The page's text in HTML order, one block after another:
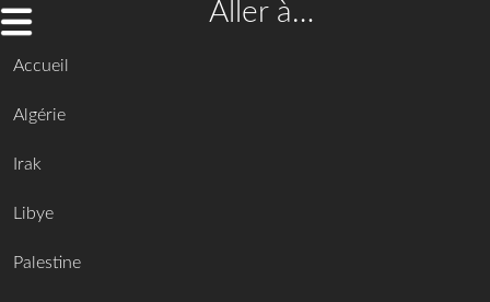
Aller à…
Accueil
Algérie
Irak
Libye
Palestine